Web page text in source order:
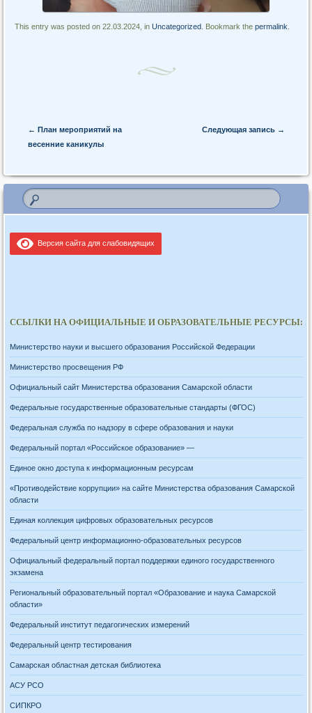
This entry was posted on 22.03.2024, inUncategorized . Bookmark thepermalink
Post navigation
← План мероприятий на
весенние каникулы
Следующая запись →
Версия сайта для слабовидящих
ССЫЛКИ НА ОФИЦИАЛЬНЫЕ И ОБРАЗОВАТЕЛЬНЫЕ РЕСУРСЫ:
Министерство науки и высшего образования Российской Федерации
Министерство просвещения РФ
Официальный сайт Министерства образования Самарской области
Федеральные государственные образовательные стандарты (ФГОС)
Федеральная служба по надзору в сфере образования и науки
Федеральный портал «Российское образование» —
Единое окно доступа к информационным ресурсам
«Противодействие коррупции» на сайте Министерства образования Самарской
области
Единая коллекция цифровых образовательных ресурсов
Федеральный центр информационно-образовательных ресурсов
Официальный федеральный портал поддержки единого государственного
экзамена
Региональный образовательный портал «Образование и наука Самарской
области»
Федеральный институт педагогических измерений
Федеральный центр тестирования
Самарская областная детская библиотека
АСУ РСО
СИПКРО